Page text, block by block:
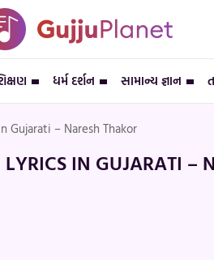
ધર્મ દર્શન સામાન્ય જ્ઞાન
Gujarati – Naresh Thakor
IN GUJARATI –